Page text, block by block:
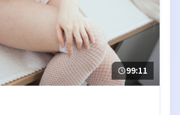
99:11